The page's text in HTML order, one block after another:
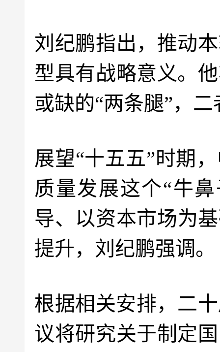
刘纪鹏指出，推动
型具有战略意义。
或缺的“两条腿”，
展望“十五五”时期
质量发展这个“牛
导、以资本市场为
提升，刘纪鹏强调。
根据相关安排，二
议将研究关于制定